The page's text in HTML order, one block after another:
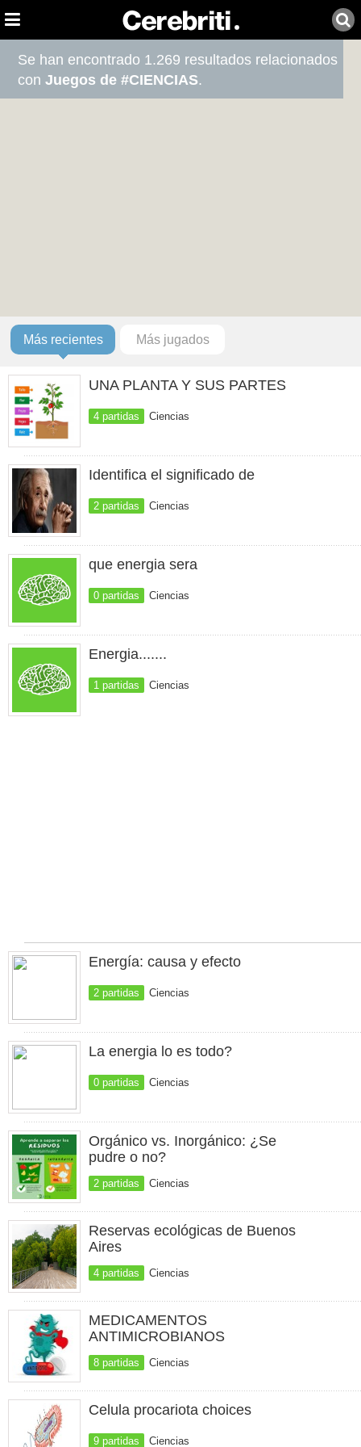
Se han encontrado 1.269 resultados relacionados
conJuegos de #CIENCIAS.
Más recientes Más jugados
UNA PLANTA Y SUS PARTES
4 partidas Ciencias
Identifica el significado de
2 partidas Ciencias
que energia sera
0 partidas Ciencias
Energia.......
1 partidas Ciencias
Energía: causa y efecto
2 partidas Ciencias
La energia lo es todo?
0 partidas Ciencias
Orgánico vs. Inorgánico: ¿Se
pudre o no?
2 partidas Ciencias
Reservas ecológicas de Buenos
Aires
4 partidas Ciencias
MEDICAMENTOS
ANTIMICROBIANOS
8 partidas Ciencias
Celula procariota choices
9 partidas Ciencias